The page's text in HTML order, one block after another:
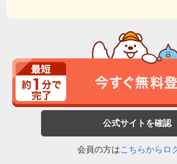
公式サイトを確認
会員の方はこちらからロ